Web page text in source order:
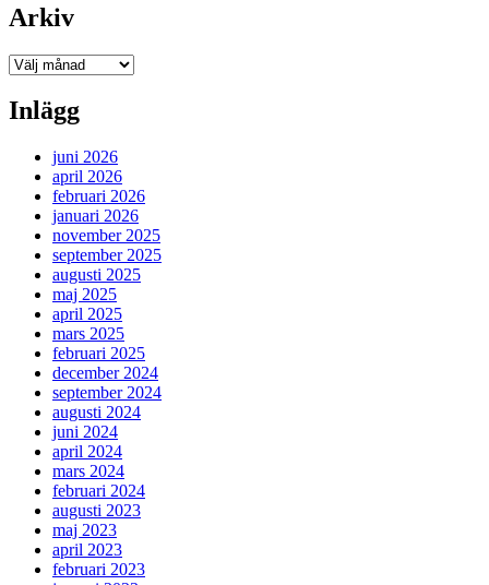
Arkiv
Arkiv
Inlägg
juni 2026
april 2026
februari 2026
januari 2026
november 2025
september 2025
augusti 2025
maj 2025
april 2025
mars 2025
februari 2025
december 2024
september 2024
augusti 2024
juni 2024
april 2024
mars 2024
februari 2024
augusti 2023
maj 2023
april 2023
februari 2023